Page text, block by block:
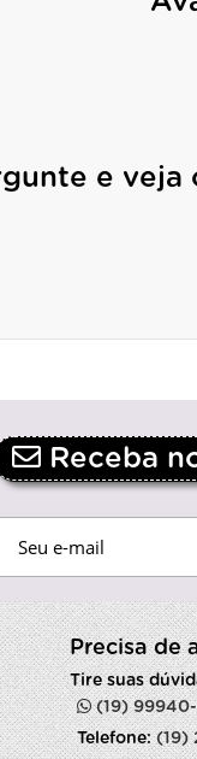
e
Receba
Precisa de
Tire suas
(19)
Telefone:(19)